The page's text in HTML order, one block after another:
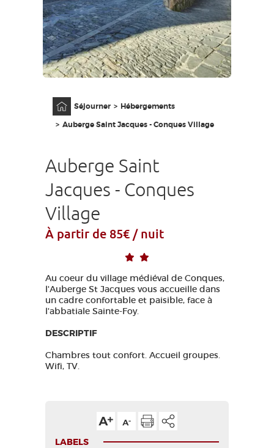
MA SÉLECTION
FR
Séjourner
Hébergements
Auberge Saint Jacques - Conques Village
Auberge Saint
Jacques - Conques
Village
À partir de 85€ / nuit
Au coeur du village médiéval de Conques,
l'Auberge St Jacques vous accueille dans
un cadre confortable et paisible, face à
l'abbatiale Sainte-Foy.
DESCRIPTIF
Chambres tout confort. Accueil groupes.
Wifi, TV.
LABELS